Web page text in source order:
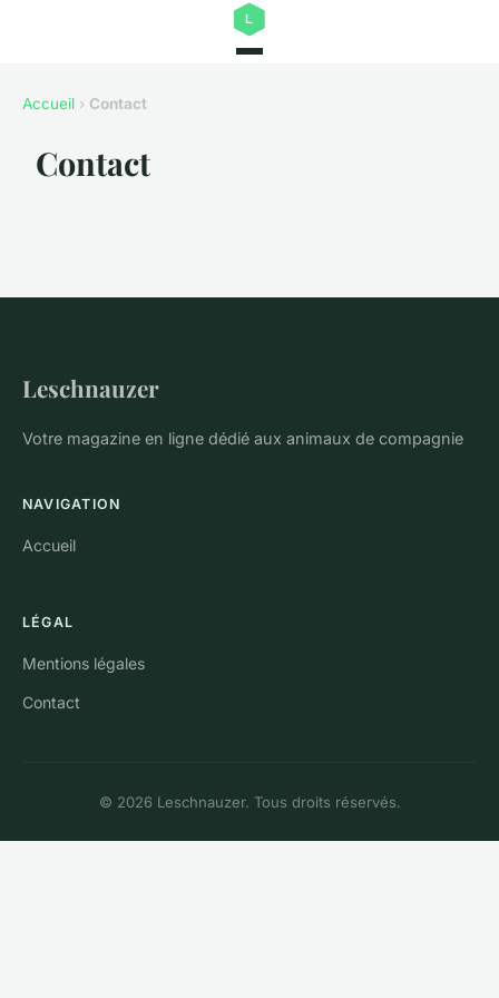
Accueil › Contact
Contact
Leschnauzer
Votre magazine en ligne dédié aux animaux de compagnie
NAVIGATION
Accueil
LÉGAL
Mentions légales
Contact
© 2026 Leschnauzer. Tous droits réservés.